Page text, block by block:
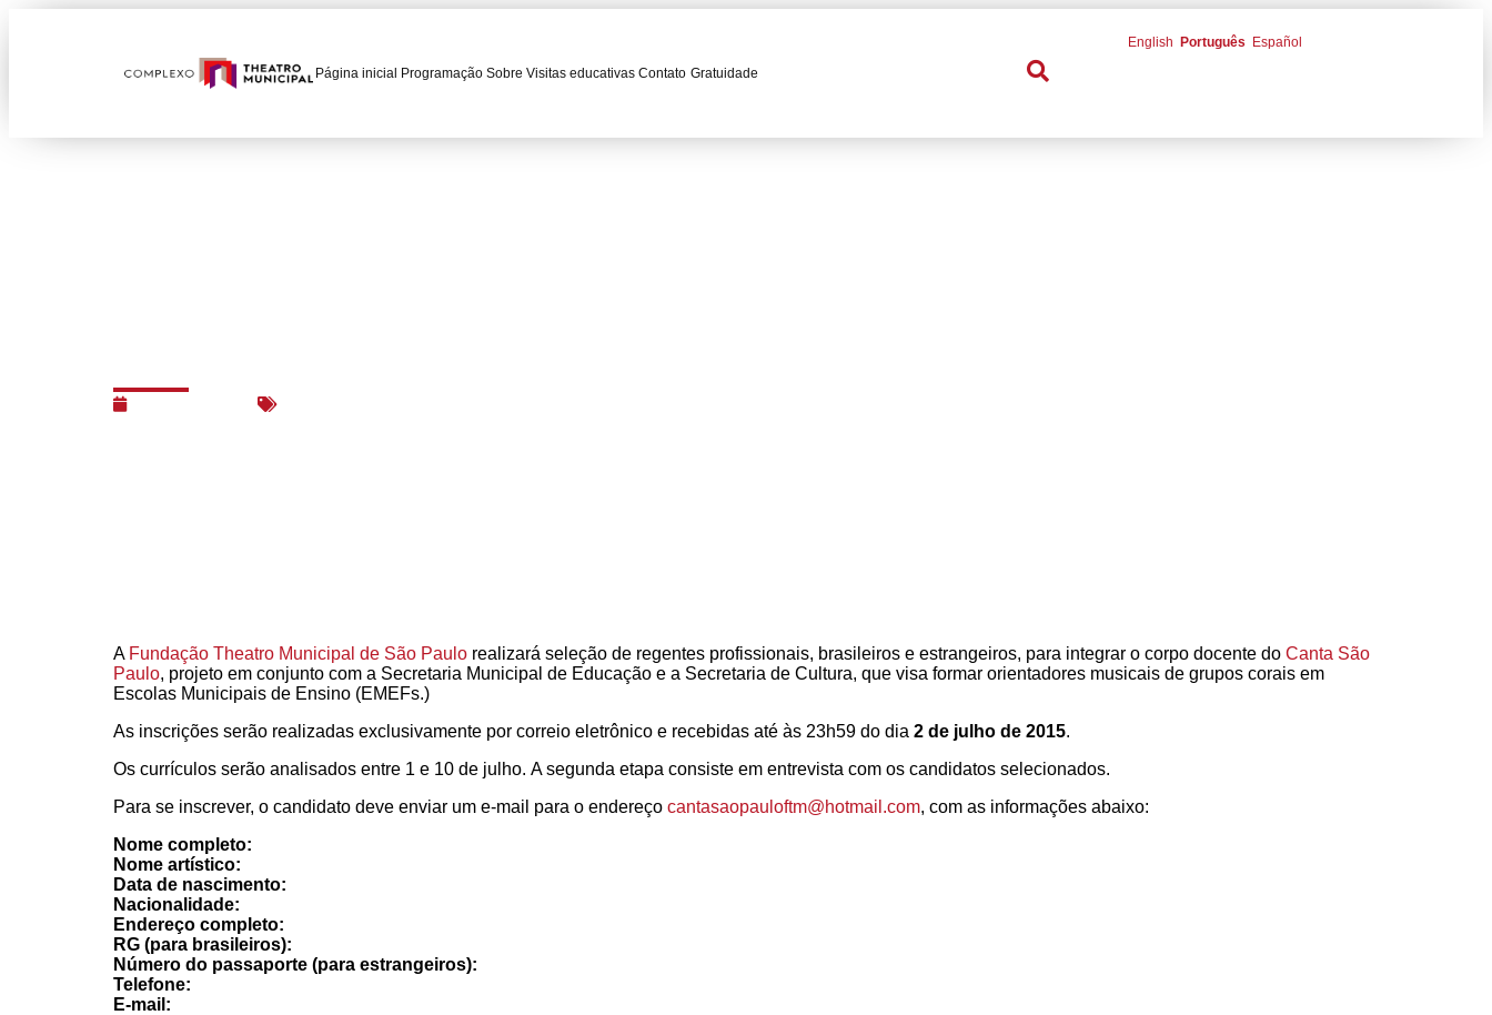
Página inicial Programação Sobre Visitas educativas Contato Gratuidade
English Português Español
A Fundação Theatro Municipal de São Paulo realizará seleção de regentes profissionais, brasileiros e estrangeiros, para integrar o corpo docente do Canta São
Paulo, projeto em conjunto com a Secretaria Municipal de Educação e a Secretaria de Cultura, que visa formar orientadores musicais de grupos corais em
Escolas Municipais de Ensino (EMEFs.)
As inscrições serão realizadas exclusivamente por correio eletrônico e recebidas até às 23h59 do dia 2 de julho de 2015.
Os currículos serão analisados entre 1 e 10 de julho. A segunda etapa consiste em entrevista com os candidatos selecionados.
Para se inscrever, o candidato deve enviar um e-mail para o endereço cantasaopauloftm@hotmail.com, com as informações abaixo:
Nome completo:
Nome artístico:
Data de nascimento:
Nacionalidade:
Endereço completo:
RG (para brasileiros):
Número do passaporte (para estrangeiros):
Telefone:
E-mail: